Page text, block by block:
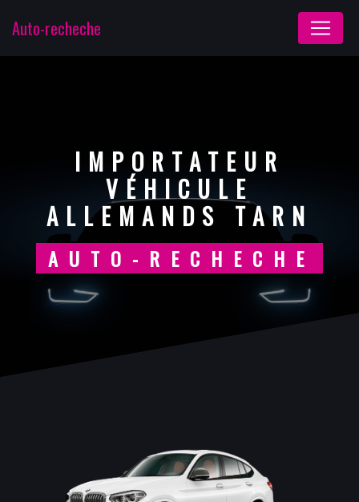
Auto-recheche
IMPORTATEUR
VÉHICULE
ALLEMANDS TARN
AUTO-RECHECHE